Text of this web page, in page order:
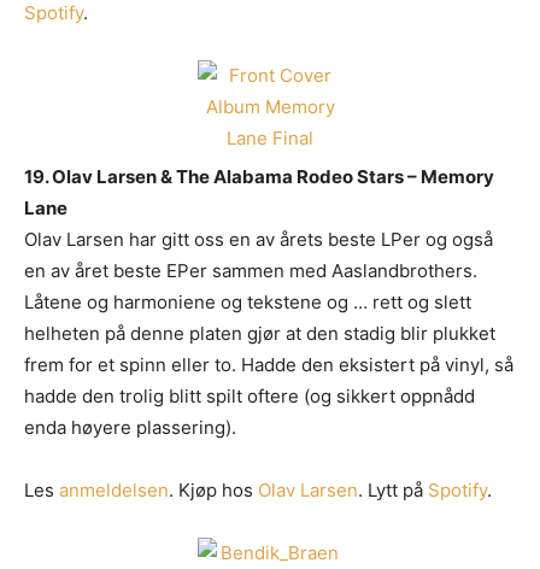
Spotify.
19. Olav Larsen & The Alabama Rodeo Stars – Memory
Lane
Olav Larsen har gitt oss en av årets beste LPer og også
en av året beste EPer sammen med Aaslandbrothers.
Låtene og harmoniene og tekstene og … rett og slett
helheten på denne platen gjør at den stadig blir plukket
frem for et spinn eller to. Hadde den eksistert på vinyl, så
hadde den trolig blitt spilt oftere (og sikkert oppnådd
enda høyere plassering).
Les anmeldelsen. Kjøp hos Olav Larsen. Lytt på Spotify.